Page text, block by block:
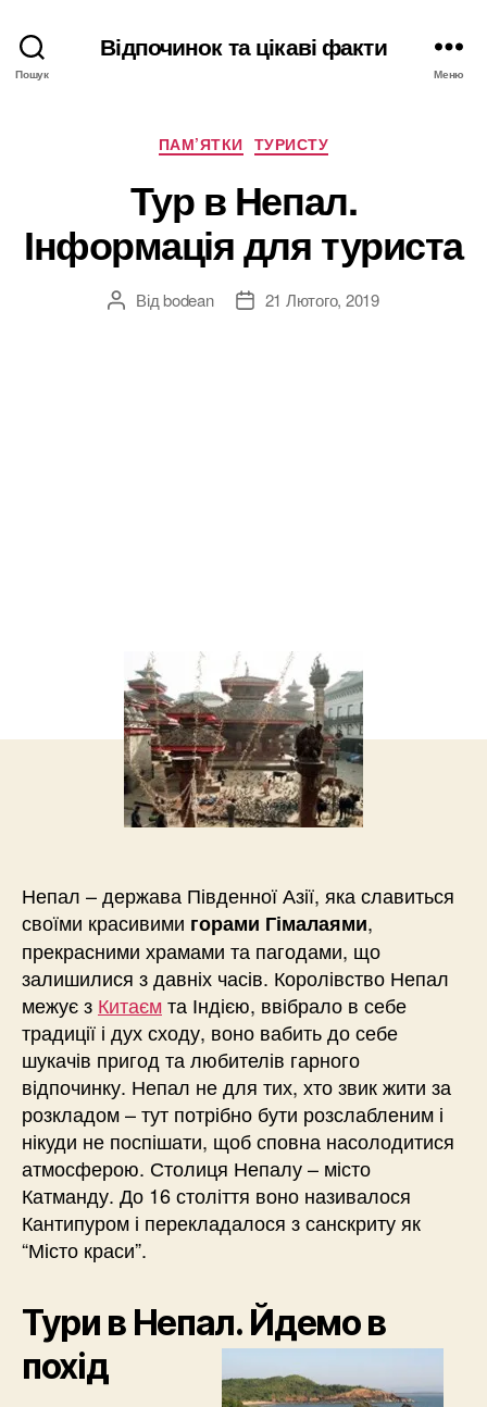
Пошук
Відпочинок та цікаві факти
Меню
Категорії
ПАМ’ЯТКИ ТУРИСТУ
Тур в Непал.
Інформація для туриста
Автор
Відbodean
Дата21 Лютого, 2019
Непал – держава Південної Азії, яка славиться
своїми красивими горами Гімалаями,
прекрасними храмами та пагодами, що
залишилися з давніх часів. Королівство Непал
межує з Китаємта Індією, ввібрало в себе
традиції і дух сходу, воно вабить до себе
шукачів пригод та любителів гарного
відпочинку. Непал не для тих, хто звик жити за
розкладом – тут потрібно бути розслабленим і
нікуди не поспішати, щоб сповна насолодитися
атмосферою. Столиця Непалу – місто
Катманду. До 16 століття воно називалося
Кантипуром і перекладалося з санскриту як
“Місто краси”.
Тури в Непал. Йдемо в
похід